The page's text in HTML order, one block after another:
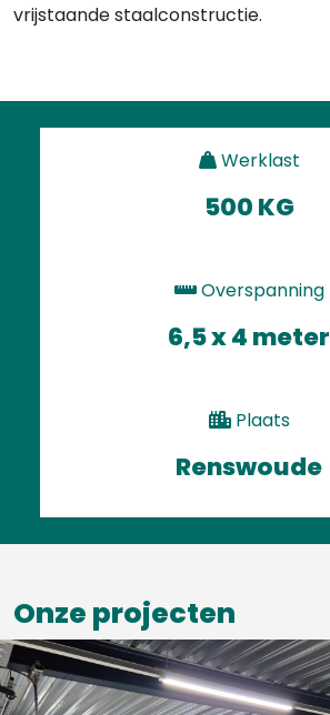
vrijstaande staalconstructie.
Werklast
500 KG
Overspanning
6,5 x 4 meter
Plaats
Renswoude
Onze projecten